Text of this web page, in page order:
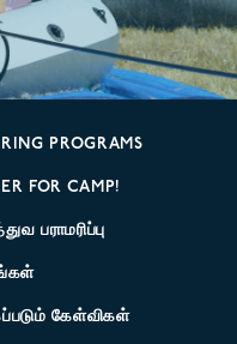
PROGRAMS
FOR CAMP!
பராமரிப்பு
கேள்விகள்